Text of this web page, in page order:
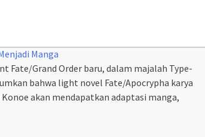
Manga
Fate/Grand Order baru, dalam majalah Type-
bahwa light novel Fate/Apocrypha karya
akan mendapatkan adaptasi manga,